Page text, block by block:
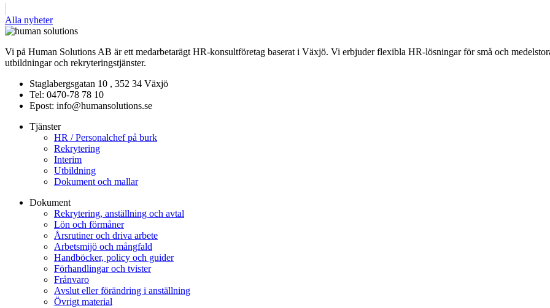
Alla nyheter
Vi på Human Solutions AB är ett medarbetarägt HR-konsultföretag baserat i Växjö. Vi erbjuder flexibla HR-lösningar för små och
utbildningar och rekryteringstjänster.
Staglabergsgatan 10 , 352 34 Växjö
Tel: 0470-78 78 10
Epost: info@humansolutions.se
Tjänster
HR / Personalchef på burk
Rekrytering
Interim
Utbildning
Dokument och mallar
Dokument
Rekrytering, anställning och avtal
Lön och förmåner
Årsrutiner och driva arbete
Arbetsmijö och mångfald
Handböcker, policy och guider
Förhandlingar och tvister
Frånvaro
Avslut eller förändring i anställning
Övrigt material